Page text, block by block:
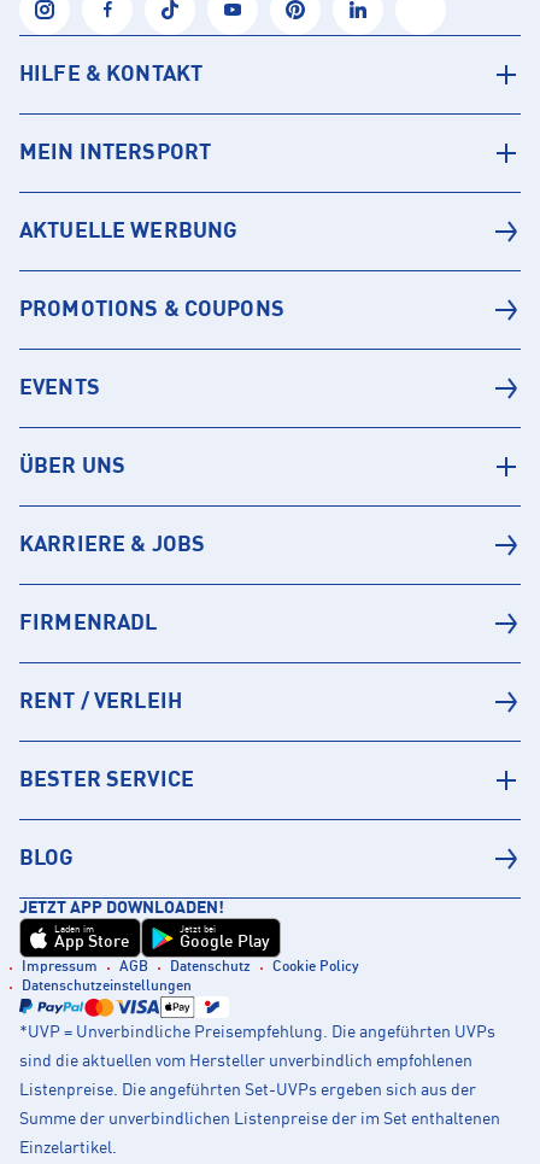
HILFE & KONTAKT
MEIN INTERSPORT
AKTUELLE WERBUNG
PROMOTIONS & COUPONS
EVENTS
ÜBER UNS
KARRIERE & JOBS
FIRMENRADL
RENT / VERLEIH
BESTER SERVICE
BLOG
JETZT APP DOWNLOADEN!
Laden im
App Store
Jetzt bei
Google Play
Impressum AGB Datenschutz
Cookie Policy
Datenschutzeinstellungen
*UVP = Unverbindliche Preisempfehlung. Die angeführten UVPs
sind die aktuellen vom Hersteller unverbindlich empfohlenen
Listenpreise. Die angeführten Set-UVPs ergeben sich aus der
Summe der unverbindlichen Listenpreise der im Set enthaltenen
Einzelartikel.